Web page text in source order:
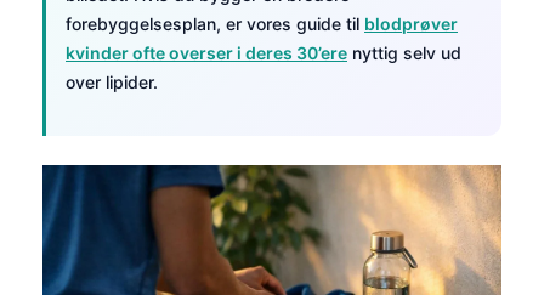
forebyggelsesplan, er vores guide til blodprøver
kvinder ofte overser i deres 30’ere nyttig selv ud
over lipider.